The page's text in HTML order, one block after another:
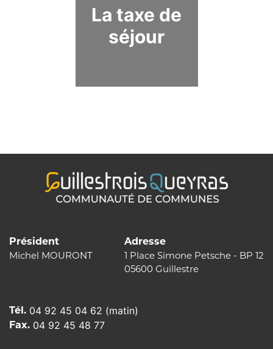
La taxe de
séjour
Président
Michel MOURONT
Adresse
1 Place Simone Petsche - BP 12
05600 Guillestre
Tél. 04 92 45 04 62 (matin)
Fax. 04 92 45 48 77